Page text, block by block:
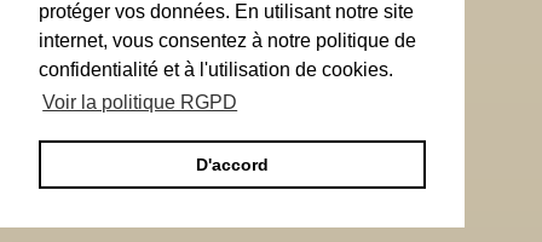
protéger vos données. En utilisant notre site
internet, vous consentez à notre politique de
confidentialité et à l'utilisation de cookies.
Voir la politique RGPD
D'accord